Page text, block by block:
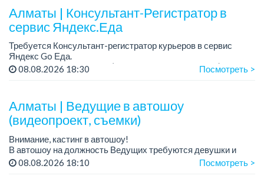
Алматы | Консультант-Регистратор в
сервис Яндекс.Еда
Требуется Консультант-регистратор курьеров в сервис
Яндекс Go Еда.
Условия: работа в офисе (Абылай хана - Макатаева).
08.08.2026 18:30 Посмотреть >
Алматы | Ведущие в автошоу
(видеопроект, съемки)
Внимание, кастинг в автошоу!
В автошоу на должность Ведущих требуются девушки и
парни. А также авто эксперты и авто перекупы.
08.08.2026 18:10 Посмотреть >